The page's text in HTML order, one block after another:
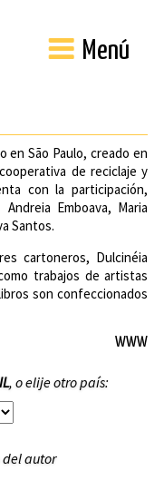
Menú
en São Paulo, creado en
de reciclaje y
con la participación,
Emboava, Maria
Santos.
cartoneros, Dulcinéia
trabajos de artistas
son confeccionados
WWW
, o elije otro país:
autor